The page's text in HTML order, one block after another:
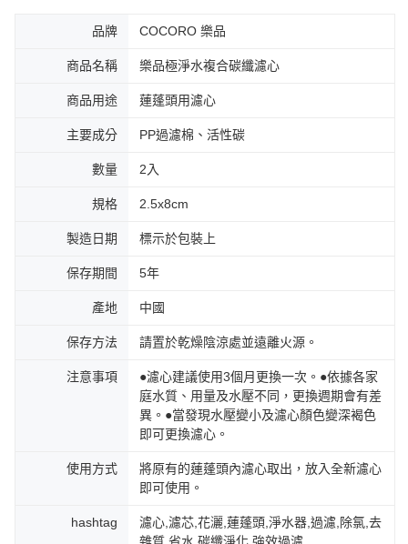
品牌 COCORO 樂品
商品名稱 樂品極淨水複合碳纖濾心
商品用途 蓮蓬頭用濾心
主要成分 PP過濾棉、活性碳
數量 2入
規格 2.5x8cm
製造日期 標示於包裝上
保存期間 5年
產地 中國
保存方法 請置於乾燥陰涼處並遠離火源。
注意事項
●濾心建議使用3個月更換一次。●依據各家
庭水質、用量及水壓不同，更換週期會有差
異。●當發現水壓變小及濾心顏色變深褐色
即可更換濾心。
使用方式
將原有的蓮蓬頭內濾心取出，放入全新濾心
即可使用。
hashtag
濾心,濾芯,花灑,蓮蓬頭,淨水器,過濾,除氯,去
雜質,省水,碳纖淨化,強效過濾